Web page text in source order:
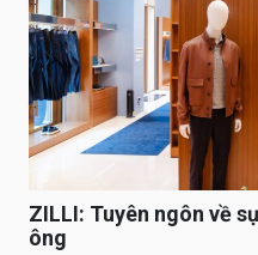
ZILLI: Tuyên ngôn về
ông